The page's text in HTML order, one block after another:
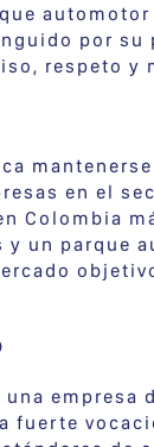
por
respeto y
en el
Colombia
y un parque
una
fuerte